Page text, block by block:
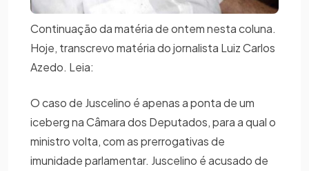
Continuação da matéria de ontem nesta coluna.
Hoje, transcrevo matéria do jornalista Luiz Carlos
Azedo. Leia:
O caso de Juscelino é apenas a ponta de um
iceberg na Câmara dos Deputados, para a qual o
ministro volta, com as prerrogativas de
imunidade parlamentar. Juscelino é acusado de